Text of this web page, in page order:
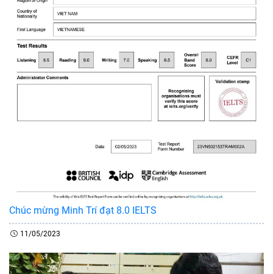
Chúc mừng Minh Trí đạt 8.0 IELTS
11/05/2023